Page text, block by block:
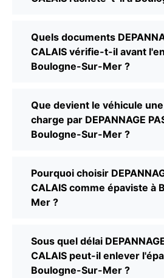
Quels documents
CALAIS vérifie-t-il avant
Boulogne-Sur-Mer ?
Que devient le véhicule
charge par DEPANNAGE
Boulogne-Sur-Mer ?
Pourquoi choisir
CALAIS comme épaviste à
Mer ?
Sous quel délai
CALAIS peut-il enlever
Boulogne-Sur-Mer ?